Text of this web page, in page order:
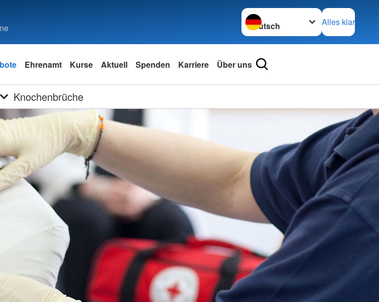
Sprache wechseln zu
Alles klar
Ehrenamt Kurse Aktuell Spenden Karriere Über uns
Knochenbrüche